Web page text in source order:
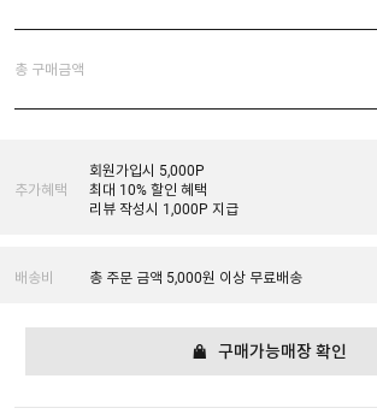
총 구매금액
추가혜택
회원가입시 5,000P
최대 10% 할인 혜택
리뷰 작성시 1,000P 지급
배송비 총 주문 금액 5,000원 이상 무료배송
구매가능매장 확인